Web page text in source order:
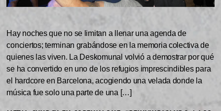
Hay noches que no se limitan a llenar una agenda de
conciertos; terminan grabándose en la memoria colectiva de
quienes las viven. La Deskomunal volvió a demostrar por qué
se ha convertido en uno de los refugios imprescindibles para
el hardcore en Barcelona, acogiendo una velada donde la
música fue solo una parte de una […]